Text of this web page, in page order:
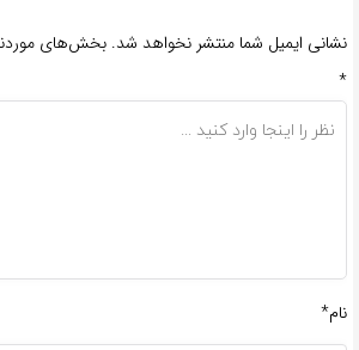
نشانی ایمیل شما منتشر نخواهد شد. بخش‌های
*
نام*